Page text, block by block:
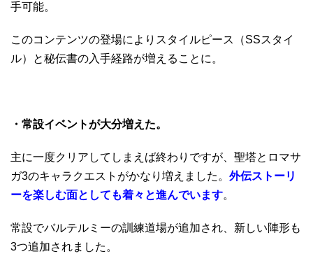
手可能。
このコンテンツの登場によりスタイルピース（SSスタイ
ル）と秘伝書の入手経路が増えることに。
・常設イベントが大分増えた。
主に一度クリアしてしまえば終わりですが、聖塔とロマサ
ガ3のキャラクエストがかなり増えました。 外伝ストーリ
ーを楽しむ面としても着々と進んでいます。
常設でバルテルミーの訓練道場が追加され、新しい陣形も
3つ追加されました。